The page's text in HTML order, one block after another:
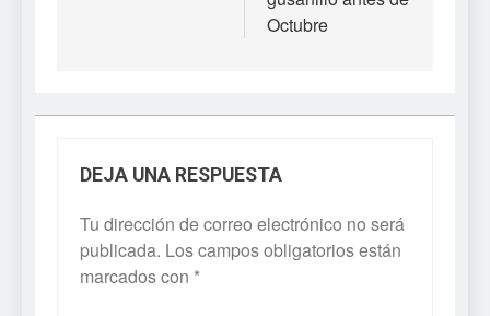
Octubre
DEJA UNA RESPUESTA
Tu dirección de correo electrónico no será
publicada. Los campos obligatorios están
marcados con *